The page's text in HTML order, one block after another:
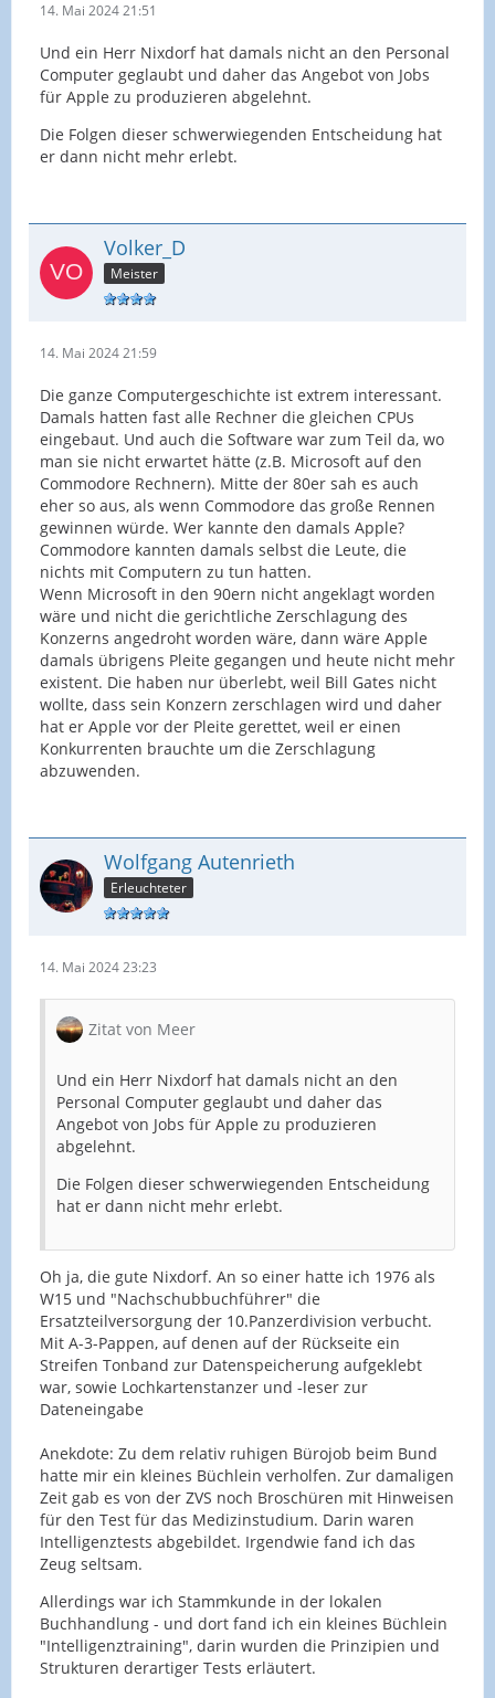
14. Mai 2024 21:51
Und ein Herr Nixdorf hat damals nicht an den Personal
Computer geglaubt und daher das Angebot von Jobs
für Apple zu produzieren abgelehnt.
Die Folgen dieser schwerwiegenden Entscheidung hat
er dann nicht mehr erlebt.
Volker_D
Meister
14. Mai 2024 21:59
Die ganze Computergeschichte ist extrem interessant.
Damals hatten fast alle Rechner die gleichen CPUs
eingebaut. Und auch die Software war zum Teil da, wo
man sie nicht erwartet hätte (z.B. Microsoft auf den
Commodore Rechnern). Mitte der 80er sah es auch
eher so aus, als wenn Commodore das große Rennen
gewinnen würde. Wer kannte den damals Apple?
Commodore kannten damals selbst die Leute, die
nichts mit Computern zu tun hatten.
Wenn Microsoft in den 90ern nicht angeklagt worden
wäre und nicht die gerichtliche Zerschlagung des
Konzerns angedroht worden wäre, dann wäre Apple
damals übrigens Pleite gegangen und heute nicht mehr
existent. Die haben nur überlebt, weil Bill Gates nicht
wollte, dass sein Konzern zerschlagen wird und daher
hat er Apple vor der Pleite gerettet, weil er einen
Konkurrenten brauchte um die Zerschlagung
abzuwenden.
Wolfgang Autenrieth
Erleuchteter
14. Mai 2024 23:23
Zitat von Meer
Und ein Herr Nixdorf hat damals nicht an den
Personal Computer geglaubt und daher das
Angebot von Jobs für Apple zu produzieren
abgelehnt.
Die Folgen dieser schwerwiegenden Entscheidung
hat er dann nicht mehr erlebt.
Oh ja, die gute Nixdorf. An so einer hatte ich 1976 als
W15 und "Nachschubbuchführer" die
Ersatzteilversorgung der 10.Panzerdivision verbucht.
Mit A-3-Pappen, auf denen auf der Rückseite ein
Streifen Tonband zur Datenspeicherung aufgeklebt
war, sowie Lochkartenstanzer und -leser zur
Dateneingabe
Anekdote: Zu dem relativ ruhigen Bürojob beim Bund
hatte mir ein kleines Büchlein verholfen. Zur damaligen
Zeit gab es von der ZVS noch Broschüren mit Hinweisen
für den Test für das Medizinstudium. Darin waren
Intelligenztests abgebildet. Irgendwie fand ich das
Zeug seltsam.
Allerdings war ich Stammkunde in der lokalen
Buchhandlung - und dort fand ich ein kleines Büchlein
"Intelligenztraining", darin wurden die Prinzipien und
Strukturen derartiger Tests erläutert.